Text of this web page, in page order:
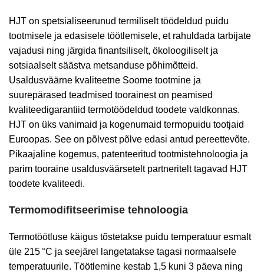
HJT on spetsialiseerunud termiliselt töödeldud puidu
tootmisele ja edasisele töötlemisele, et rahuldada tarbijate
vajadusi ning järgida finantsiliselt, ökoloogiliselt ja
sotsiaalselt säästva metsanduse põhimõtteid.
Usaldusväärne kvaliteetne Soome tootmine ja
suurepärased teadmised toorainest on peamised
kvaliteedigarantiid termotöödeldud toodete valdkonnas.
HJT on üks vanimaid ja kogenumaid termopuidu tootjaid
Euroopas. See on põlvest põlve edasi antud pereettevõte.
Pikaajaline kogemus, patenteeritud tootmistehnoloogia ja
parim tooraine usaldusväärsetelt partneritelt tagavad HJT
toodete kvaliteedi.
Termomodifitseerimise tehnoloogia
Termotöötluse käigus tõstetakse puidu temperatuur esmalt
üle 215 °C ja seejärel langetatakse tagasi normaalsele
temperatuurile. Töötlemine kestab 1,5 kuni 3 päeva ning